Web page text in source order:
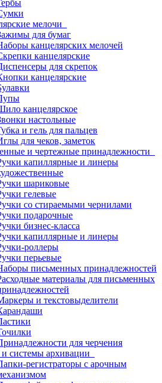
мелочи
для бумаг
канцелярских мелочей
канцелярские
для скрепок
канцелярские
канцелярское
настольные
и гель для пальцев
для чеков, заметок
и чертежные принадлежности
капиллярные и линеры
шариковые
гелевые
со стираемыми чернилами
подарочные
бизнес-класса
капиллярные и линеры
роллеры
перьевые
письменных принадлежностей
материалы для письменных
и текстовыделители
для черчения
системы архивации
регистраторы с арочным